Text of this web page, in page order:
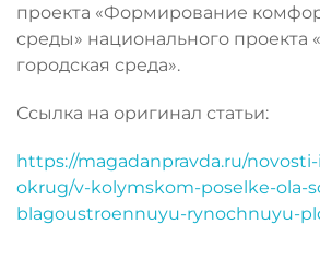
проекта «Формирование
среды» национального проекта
городская среда».
Ссылка на оригинал статьи:
https://magadanpravda.ru/
okrug/v-kolymskom-poselke-ola-
blagoustroennuyu-rynochnuyu-